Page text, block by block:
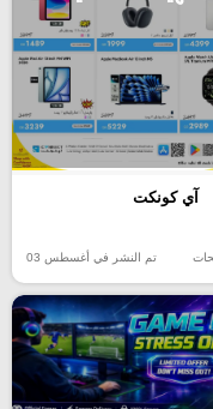
آي كونكت
تم النشر في أغسطس 03